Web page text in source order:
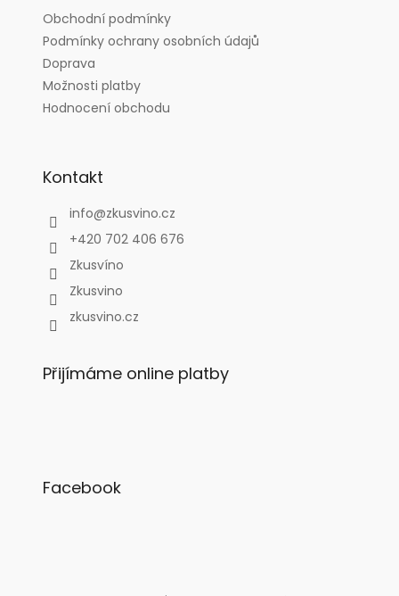
Obchodní podmínky
Podmínky ochrany osobních údajů
Doprava
Možnosti platby
Hodnocení obchodu
Kontakt
info@zkusvino.cz
+420 702 406 676
Zkusvíno
Zkusvino
zkusvino.cz
Přijímáme online platby
Facebook